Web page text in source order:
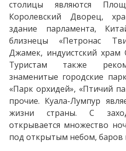
столицы являются
Королевский Дворец,
здание парламента,
близнецы «Петронас
Джамек, индуистский
Туристам также
знаменитые городские
«Парк орхидей», «Птичий
прочие. Куала-Лумпур
жизни страны. С
открывается множество
под открытым небом, баров